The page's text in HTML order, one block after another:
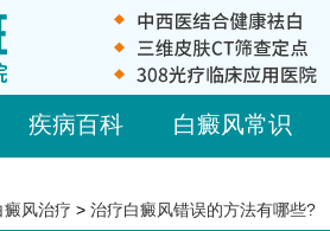
疾病百科 白癜风常识
癜风治疗 > 治疗白癜风错误的方法有哪些?